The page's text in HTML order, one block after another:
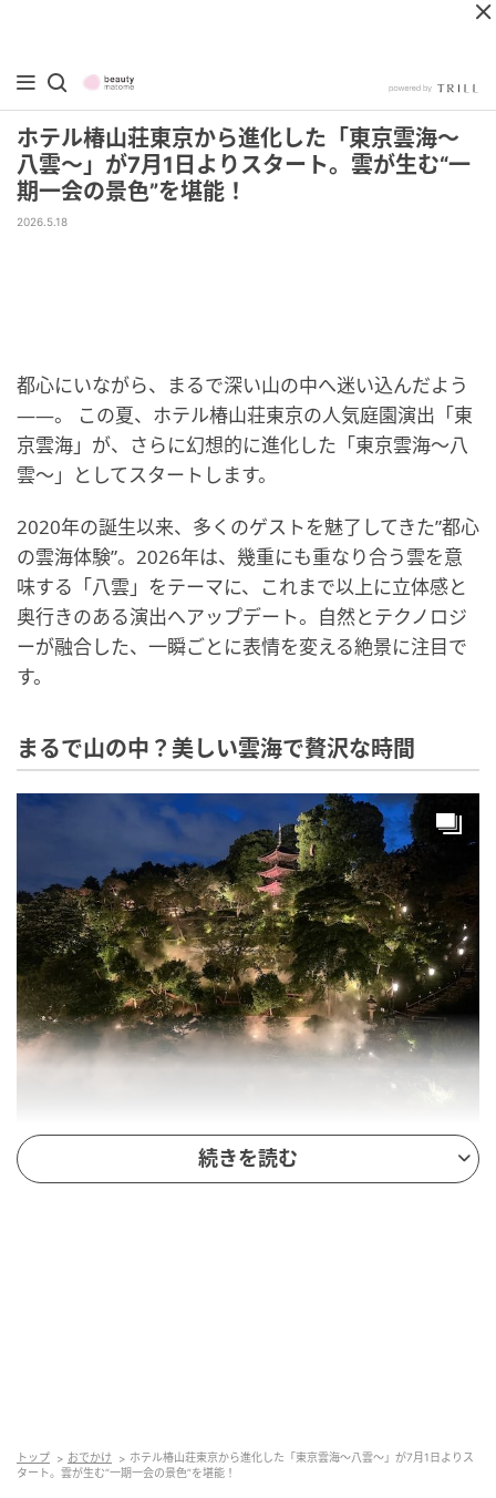
ホテル椿山荘東京から進化した「東京雲海～
八雲～」が7月1日よりスタート。雲が生む“一
期一会の景色”を堪能！
2026.5.18
都心にいながら、まるで深い山の中へ迷い込んだよう
――。 この夏、ホテル椿山荘東京の人気庭園演出「東
京雲海」が、さらに幻想的に進化した「東京雲海～八
雲～」としてスタートします。
2020年の誕生以来、多くのゲストを魅了してきた”都心
の雲海体験”。2026年は、幾重にも重なり合う雲を意
味する「八雲」をテーマに、これまで以上に立体感と
奥行きのある演出へアップデート。自然とテクノロジ
ーが融合した、一瞬ごとに表情を変える絶景に注目で
す。
まるで山の中？美しい雲海で贅沢な時間
出典:beautyまとめ 続きを読む
トップ おでかけ
ホテル椿山荘東京から進化した「東京雲海～八雲～」が7月1日よりス
タート。雲が生む“一期一会の景色”を堪能！